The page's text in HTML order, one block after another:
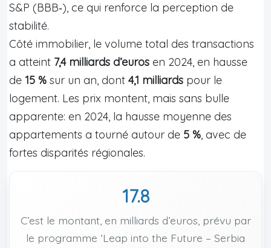
S&P (BBB‑), ce qui renforce la perception de
stabilité.
Côté immobilier, le volume total des transactions
a atteint 7,4 milliards d’euros en 2024, en hausse
de 15 % sur un an, dont 4,1 milliards pour le
logement. Les prix montent, mais sans bulle
apparente: en 2024, la hausse moyenne des
appartements a tourné autour de 5 %, avec de
fortes disparités régionales.
17.8
C’est le montant, en milliards d’euros, prévu par
le programme ‘Leap into the Future – Serbia